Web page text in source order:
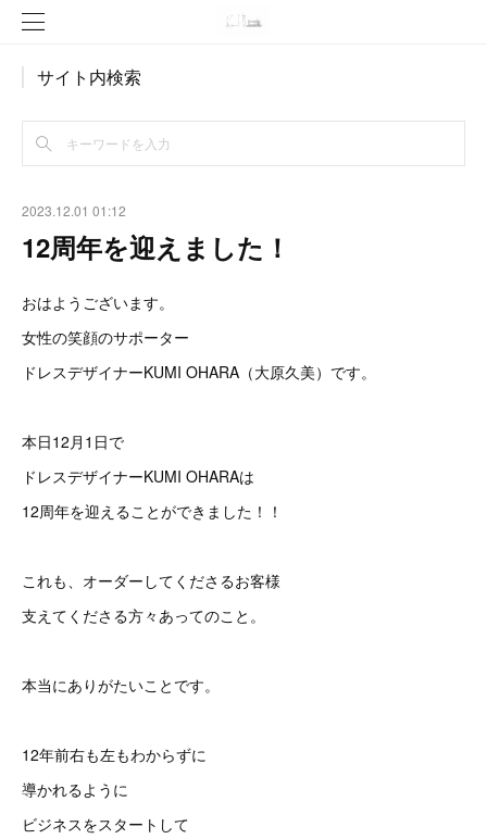
サイト内検索
2023.12.01 01:12
12周年を迎えました！
おはようございます。
女性の笑顔のサポーター
ドレスデザイナーKUMI OHARA（大原久美）です。
本日12月1日で
ドレスデザイナーKUMI OHARAは
12周年を迎えることができました！！
これも、オーダーしてくださるお客様
支えてくださる方々あってのこと。
本当にありがたいことです。
12年前右も左もわからずに
導かれるように
ビジネスをスタートして